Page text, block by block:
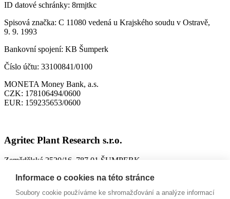
ID datové schránky: 8rmjtkc
Spisová značka: C 11080 vedená u Krajského soudu v Ostravě,
9. 9. 1993
Bankovní spojení: KB Šumperk
Číslo účtu: 33100841/0100
MONETA Money Bank, a.s.
CZK: 178106494/0600
EUR: 159235653/0600
Agritec Plant Research s.r.o.
Zemědělská 2520/16, 787 01 ŠUMPERK
IČO:26784246
Informace o cookies na této stránce
Soubory cookie používáme ke shromažďování a analýze informací